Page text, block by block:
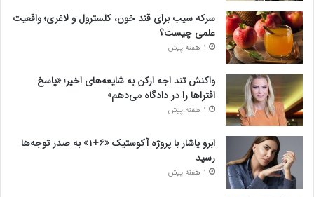
سرکه سیب برای قند خون، کلسترول و لاغری؛ واقعیت
علمی چیست؟
1 هفته پیش
واکنش تند اجه ارکن به شایعه‌های اخیر؛ «پاسخ
افتراها را در دادگاه می‌دهم»
1 هفته پیش
ابرو یاشار با پروژه آکوستیک «۶+۱» به صدر توجه‌ها
رسید
1 هفته پیش